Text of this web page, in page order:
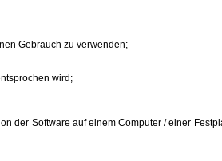
Gebrauch zu verwenden;
wird;
Software auf einem Computer / einer